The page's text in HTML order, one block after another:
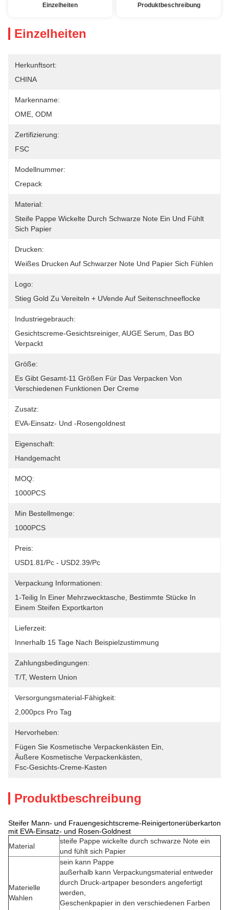
Einzelheiten Produktbeschreibung
Einzelheiten
Herkunftsort:
CHINA
Markenname:
OME, ODM
Zertifizierung:
FSC
Modellnummer:
Crepack
Material:
Steife Pappe Wickelte Durch Schwarze Note Ein Und Fühlt
Sich Papier
Drucken:
Weißes Drucken Auf Schwarzer Note Und Papier Sich Fühlen
Logo:
Stieg Gold Zu Vereiteln + UVende Auf Seitenschneeflocke
Industriegebrauch:
Gesichtscreme-Gesichtsreiniger, AUGE Serum, Das BO
Verpackt
Größe:
Es Gibt Gesamt-11 Größen Für Das Verpacken Von
Verschiedenen Funktionen Der Creme
Zusatz:
EVA-Einsatz- Und -rosengoldnest
Eigenschaft:
Handgemacht
MOQ:
1000PCS
Min Bestellmenge:
1000PCS
Preis:
USD1.81/pc - USD2.39/pc
Verpackung Informationen:
1-Teilig In Einer Mehrzwecktasche, Bestimmte Stücke In
Einem Steifen Exportkarton
Lieferzeit:
Innerhalb 15 Tage Nach Beispielzustimmung
Zahlungsbedingungen:
T/T, Western Union
Versorgungsmaterial-Fähigkeit:
2,000pcs Pro Tag
Hervorheben:
Fügen Sie Kosmetische Verpackenkästen Ein
Äußere Kosmetische Verpackenkästen
Fsc-Gesichts-Creme-Kasten
Produktbeschreibung
Steifer Mann- und Frauengesichtscreme-Reinigertonerüberkarton
mit EVA-Einsatz- und Rosen-Goldnest
Material
steife Pappe wickelte durch schwarze Note ein
und fühlt sich Papier
Materielle
Wahlen
sein kann Pappe
außerhalb kann Verpackungsmaterial entweder
durch Druck-artpaper besonders angefertigt
werden,
Geschenkpapier in den verschiedenen Farben